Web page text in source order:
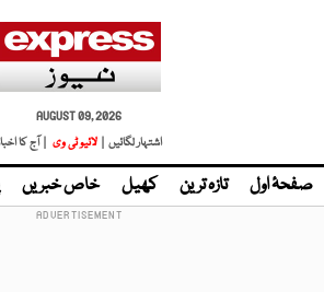
AUGUST 09, 2026
اشتہار لگائیں |
لائیو ٹی وی | آج کا
صفحۂ اول تازہ ترین کھیل خاص خبریں